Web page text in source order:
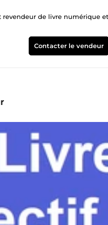
revendeur de livre numérique
Contacter le vendeur